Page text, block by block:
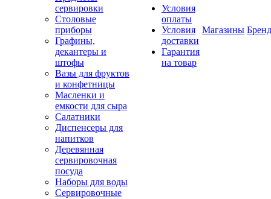
сервировки
Столовые
приборы
Графины,
декантеры и
штофы
Вазы для фруктов
и конфетницы
Масленки и
емкости для сыра
Салатники
Диспенсеры для
напитков
Деревянная
сервировочная
посуда
Наборы для воды
Сервировочные
Условия
оплаты
Условия
доставки
Гарантия
на товар
Магазины